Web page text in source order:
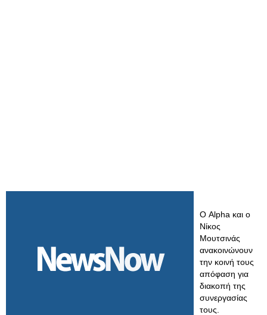
Ο Alpha και ο
Νίκος
Μουτσινάς
ανακοινώνουν
την κοινή τους
απόφαση για
διακοπή της
συνεργασίας
τους.